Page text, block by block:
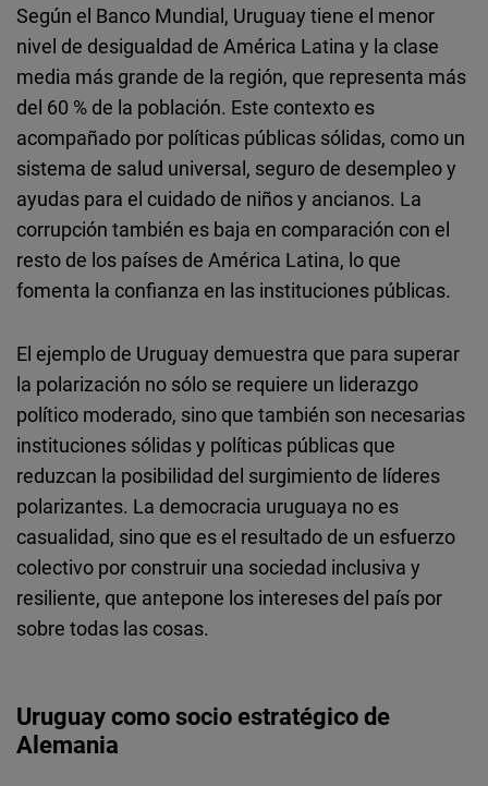
Según el Banco Mundial, Uruguay tiene el menor
nivel de desigualdad de América Latina y la clase
media más grande de la región, que representa más
del 60 % de la población. Este contexto es
acompañado por políticas públicas sólidas, como un
sistema de salud universal, seguro de desempleo y
ayudas para el cuidado de niños y ancianos. La
corrupción también es baja en comparación con el
resto de los países de América Latina, lo que
fomenta la confianza en las instituciones públicas.
El ejemplo de Uruguay demuestra que para superar
la polarización no sólo se requiere un liderazgo
político moderado, sino que también son necesarias
instituciones sólidas y políticas públicas que
reduzcan la posibilidad del surgimiento de líderes
polarizantes. La democracia uruguaya no es
casualidad, sino que es el resultado de un esfuerzo
colectivo por construir una sociedad inclusiva y
resiliente, que antepone los intereses del país por
sobre todas las cosas.
Uruguay como socio estratégico de
Alemania